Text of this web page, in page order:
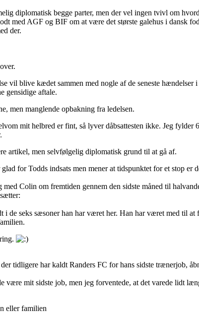
diplomatisk begge parter, men der vel ingen tvivl om
med AGF og BIF om at være det største galehus i dansk
der.
vil blive kædet sammen med nogle af de seneste
gensidige aftale.
men manglende opbakning fra ledelsen.
mit helbred er fint, så lyver dåbsattesten ikke. Jeg
artikel, men selvfølgelig diplomatisk grund til at gå af.
for Todds indsats men mener at tidspunktet for et stop er
Colin om fremtiden gennem den sidste måned til
i de seks sæsoner han har været her. Han har været med til
tidligere har kaldt Randers FC for hans sidste trænerjob,
være mit sidste job, men jeg forventede, at det varede lidt
eller familien